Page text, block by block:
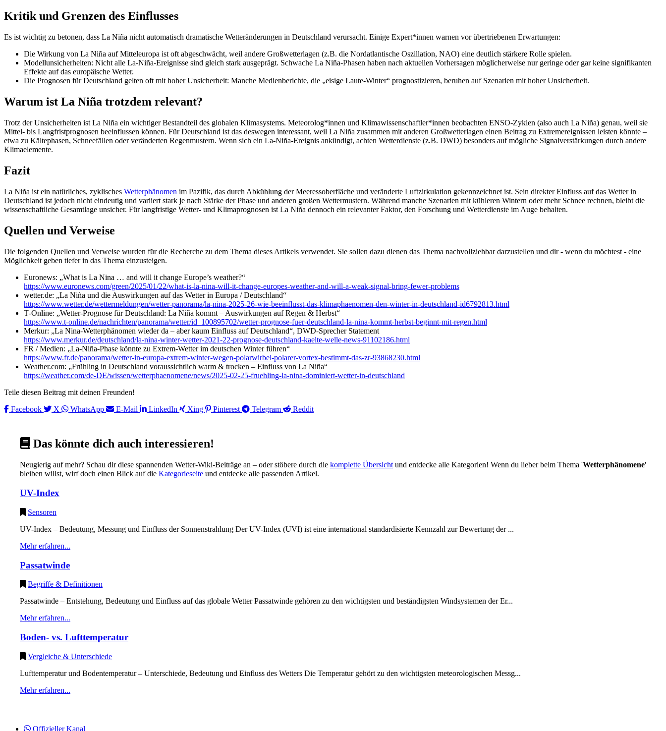
Kritik und Grenzen des Einflusses
Es ist wichtig zu betonen, dass La Niña nicht automatisch dramatische Wetteränderungen in Deutschland verursacht. Einige Expert*innen warnen vor übertriebenen Erwartungen:
Die Wirkung von La Niña auf Mitteleuropa ist oft abgeschwächt, weil andere Großwetterlagen (z.B. die Nordatlantische Oszillation, NAO) eine deutlich stärkere Rolle spielen.
Modellunsicherheiten: Nicht alle La‑Niña-Ereignisse sind gleich stark ausgeprägt. Schwache La Niña-Phasen haben nach aktuellen Vorhersagen möglicherweise nur geringe oder gar keine signifikanten
Effekte auf das europäische Wetter.
Die Prognosen für Deutschland gelten oft mit hoher Unsicherheit: Manche Medienberichte, die „eisige Laute-Winter“ prognostizieren, beruhen auf Szenarien mit hoher Unsicherheit.
Warum ist La Niña trotzdem relevant?
Trotz der Unsicherheiten ist La Niña ein wichtiger Bestandteil des globalen Klimasystems. Meteorolog*innen und Klimawissenschaftler*innen beobachten ENSO‑Zyklen (also auch La Niña) genau, weil sie
Mittel‑ bis Langfristprognosen beeinflussen können. Für Deutschland ist das deswegen interessant, weil La Niña zusammen mit anderen Großwetterlagen einen Beitrag zu Extremereignissen leisten könnte –
etwa zu Kältephasen, Schneefällen oder veränderten Regenmustern. Wenn sich ein La‑Niña‑Ereignis ankündigt, achten Wetterdienste (z.B. DWD) besonders auf mögliche Signalverstärkungen durch andere
Klimaelemente.
Fazit
La Niña ist ein natürliches, zyklisches Wetterphänomen im Pazifik, das durch Abkühlung der Meeressoberfläche und veränderte Luftzirkulation gekennzeichnet ist. Sein direkter Einfluss auf das Wetter in
Deutschland ist jedoch nicht eindeutig und variiert stark je nach Stärke der Phase und anderen großen Wettermustern. Während manche Szenarien mit kühleren Wintern oder mehr Schnee rechnen, bleibt die
wissenschaftliche Gesamtlage unsicher. Für langfristige Wetter‑ und Klimaprognosen ist La Niña dennoch ein relevanter Faktor, den Forschung und Wetterdienste im Auge behalten.
Quellen und Verweise
Die folgenden Quellen und Verweise wurden für die Recherche zu dem Thema dieses Artikels verwendet. Sie sollen dazu dienen das Thema nachvollziehbar darzustellen und dir - wenn du möchtest - eine
Möglichkeit geben tiefer in das Thema einzusteigen.
Euronews: „What is La Nina … and will it change Europe’s weather?“
https://www.euronews.com/green/2025/01/22/what-is-la-nina-will-it-change-europes-weather-and-will-a-weak-signal-bring-fewer-problems
wetter.de: „La Niña und die Auswirkungen auf das Wetter in Europa / Deutschland“
https://www.wetter.de/wettermeldungen/wetter-panorama/la-nina-2025-26-wie-beeinflusst-das-klimaphaenomen-den-winter-in-deutschland-id6792813.html
T‑Online: „Wetter-Prognose für Deutschland: La Niña kommt – Auswirkungen auf Regen & Herbst“
https://www.t-online.de/nachrichten/panorama/wetter/id_100895702/wetter-prognose-fuer-deutschland-la-nina-kommt-herbst-beginnt-mit-regen.html
Merkur: „La Nina‑Wetterphänomen wieder da – aber kaum Einfluss auf Deutschland“, DWD-Sprecher Statement
https://www.merkur.de/deutschland/la-nina-winter-wetter-2021-22-prognose-deutschland-kaelte-welle-news-91102186.html
FR / Medien: „La-Niña-Phase könnte zu Extrem-Wetter im deutschen Winter führen“
https://www.fr.de/panorama/wetter-in-europa-extrem-winter-wegen-polarwirbel-polarer-vortex-bestimmt-das-zr-93868230.html
Weather.com: „Frühling in Deutschland voraussichtlich warm & trocken – Einfluss von La Niña“
https://weather.com/de-DE/wissen/wetterphaenomene/news/2025-02-25-fruehling-la-nina-dominiert-wetter-in-deutschland
Teile diesen Beitrag mit deinen Freunden!
Facebook
X WhatsApp E-Mail LinkedIn Xing Pinterest Telegram Reddit
Das könnte dich auch interessieren!
Neugierig auf mehr? Schau dir diese spannenden Wetter-Wiki-Beiträge an – oder stöbere durch die komplette Übersicht und entdecke alle Kategorien! Wenn du lieber beim Thema 'Wetterphänomene'
bleiben willst, wirf doch einen Blick auf die Kategorieseite und entdecke alle passenden Artikel.
UV-Index
Sensoren
UV-Index – Bedeutung, Messung und Einfluss der Sonnenstrahlung Der UV-Index (UVI) ist eine international standardisierte Kennzahl zur Bewertung der ...
Mehr erfahren...
Passatwinde
Begriffe & Definitionen
Passatwinde – Entstehung, Bedeutung und Einfluss auf das globale Wetter Passatwinde gehören zu den wichtigsten und beständigsten Windsystemen der Er...
Mehr erfahren...
Boden- vs. Lufttemperatur
Vergleiche & Unterschiede
Lufttemperatur und Bodentemperatur – Unterschiede, Bedeutung und Einfluss des Wetters Die Temperatur gehört zu den wichtigsten meteorologischen Messg...
Mehr erfahren...
Offizieller Kanal